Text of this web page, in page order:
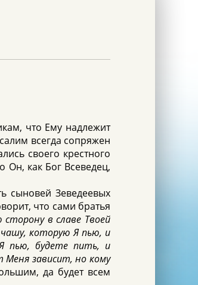
что Ему надлежит
всегда сопряжен
своего крестного
Он, как Бог Всеведец,
сыновей Зеведеевых
что сами братья
в славе Твоей
которую Я пью, и
пью, будете пить, и
Меня зависит, но кому
да будет всем